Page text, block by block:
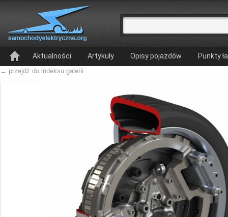
Aktualności Artykuły Opisy pojazdów Punkty
← przejdź do indeksu galerii